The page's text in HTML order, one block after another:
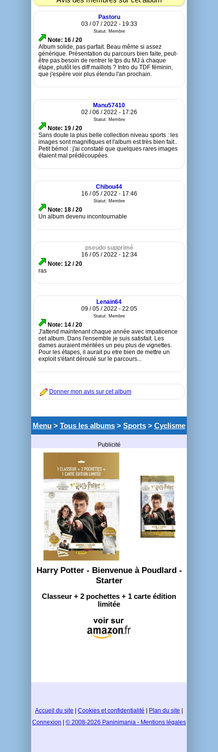
Pastoru
03 / 07 / 2022 - 19:33
Statut: Membre
Note: 16 / 20
Album solide, pas parfait. Beau même si assez
générique. Présentation du parcours bien faite, peut-
être pas besoin de rentrer le tps du MJ à chaque
étape, plutôt les diff maillots ? Intro du TDF féminin,
que j'espère voir plus étendu l'an prochain.
Manu57410
02 / 06 / 2022 - 17:26
Statut: Membre
Note: 19 / 20
Sans doute la plus belle collection niveau sports : les
images sont magnifiques et l'album est très bien fait..
Petit bémol : j'ai constaté que quelques rares images
étaient mal prédécoupées.
Chibou44
16 / 05 / 2022 - 17:46
Statut: Membre
Note: 18 / 20
Un album devenu incontournable
pseudo supprimé
16 / 05 / 2022 - 12:34
Note: 12 / 20
ras
Lenain64
09 / 05 / 2022 - 22:05
Statut: Membre
Note: 14 / 20
J'attend maintenant chaque année avec impaticence
cet album. Dans l'ensemble je suis satisfait. Les
dames auraient méritées un peu plus de vignettes.
Pour les étapes, il aurait pu etre bien de mettre un
exploit s'étant déroulé sur le parcours...
Donner mon avis sur cet album
Menu > Tous les albums > Sports > Cyclisme
Publicité
Harry Potter - Bienvenue à Poudlard -
Starter
Classeur + 2 pochettes + 1 carte édition
limitée
Accueil du site Cookies et confidentialité Plan du site
Connexion
© 2008-2026 Paninimania - Mentions légales